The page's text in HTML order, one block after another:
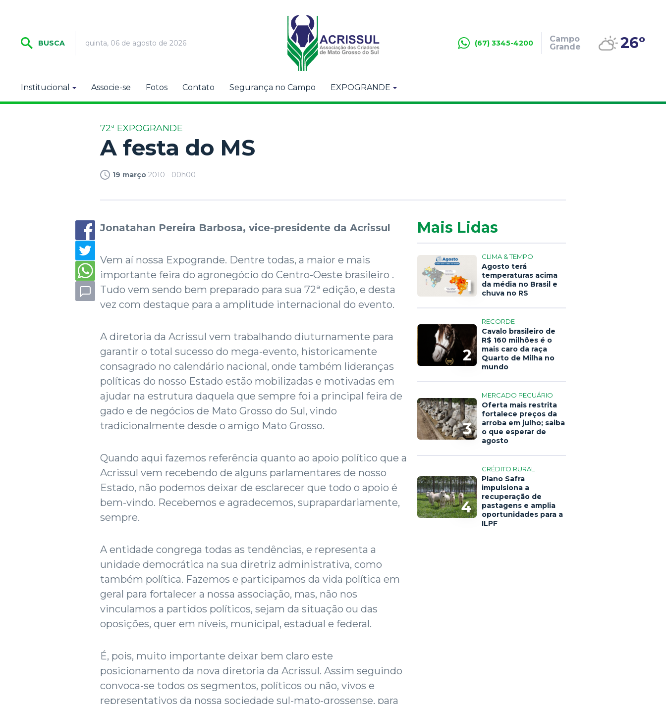
BUSCA quinta, 06 de agosto de 2026 (67) 3345-4200
Campo
Grande
26º
Institucional Associe-se Fotos Contato Segurança no Campo EXPOGRANDE
72ª EXPOGRANDE
A festa do MS
19 março 2010 - 00h00
Jonatahan Pereira Barbosa, vice-presidente da Acrissul
Vem aí nossa Expogrande. Dentre todas, a maior e mais
importante feira do agronegócio do Centro-Oeste brasileiro .
Tudo vem sendo bem preparado para sua 72ª edição, e desta
vez com destaque para a amplitude internacional do evento.
A diretoria da Acrissul vem trabalhando diuturnamente para
garantir o total sucesso do mega-evento, historicamente
consagrado no calendário nacional, onde também lideranças
políticas do nosso Estado estão mobilizadas e motivadas em
ajudar na estrutura daquela que sempre foi a principal feira de
gado e de negócios de Mato Grosso do Sul, vindo
tradicionalmente desde o amigo Mato Grosso.
Quando aqui fazemos referência quanto ao apoio político que a
Acrissul vem recebendo de alguns parlamentares de nosso
Estado, não podemos deixar de esclarecer que todo o apoio é
bem-vindo. Recebemos e agradecemos, suprapardariamente,
sempre.
A entidade congrega todas as tendências, e representa a
unidade democrática na sua diretriz administrativa, como
também política. Fazemos e participamos da vida política em
geral para fortalecer a nossa associação, mas, não nos
vinculamos a partidos políticos, sejam da situação ou das
oposições, quer em níveis, municipal, estadual e federal.
É, pois, muito importante deixar bem claro este
posicionamento da nova diretoria da Acrissul. Assim seguindo
convoca-se todos os segmentos, políticos ou não, vivos e
representativos da nossa sociedade sul-mato-grossense, para
Mais Lidas
1
CLIMA & TEMPO
Agosto terá
temperaturas acima
da média no Brasil e
chuva no RS
2
RECORDE
Cavalo brasileiro de
R$ 160 milhões é o
mais caro da raça
Quarto de Milha no
mundo
3
MERCADO PECUÁRIO
Oferta mais restrita
fortalece preços da
arroba em julho; saiba
o que esperar de
agosto
4
CRÉDITO RURAL
Plano Safra
impulsiona a
recuperação de
pastagens e amplia
oportunidades para a
ILPF